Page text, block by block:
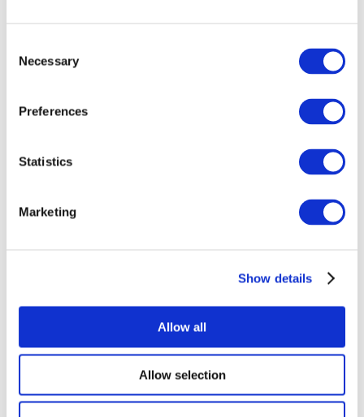
Selection
Necessary
Preferences
Statistics
Marketing
Show details
Allow all
Allow selection
Творческий вечер
Наше спецпредложение
Применить